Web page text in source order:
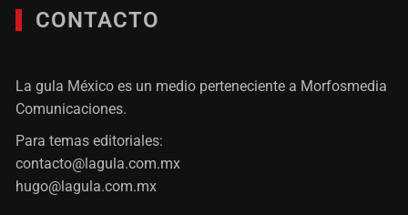
CONTACTO
La gula México es un medio perteneciente a Morfosmedia
Comunicaciones.
Para temas editoriales:
contacto@lagula.com.mx
hugo@lagula.com.mx